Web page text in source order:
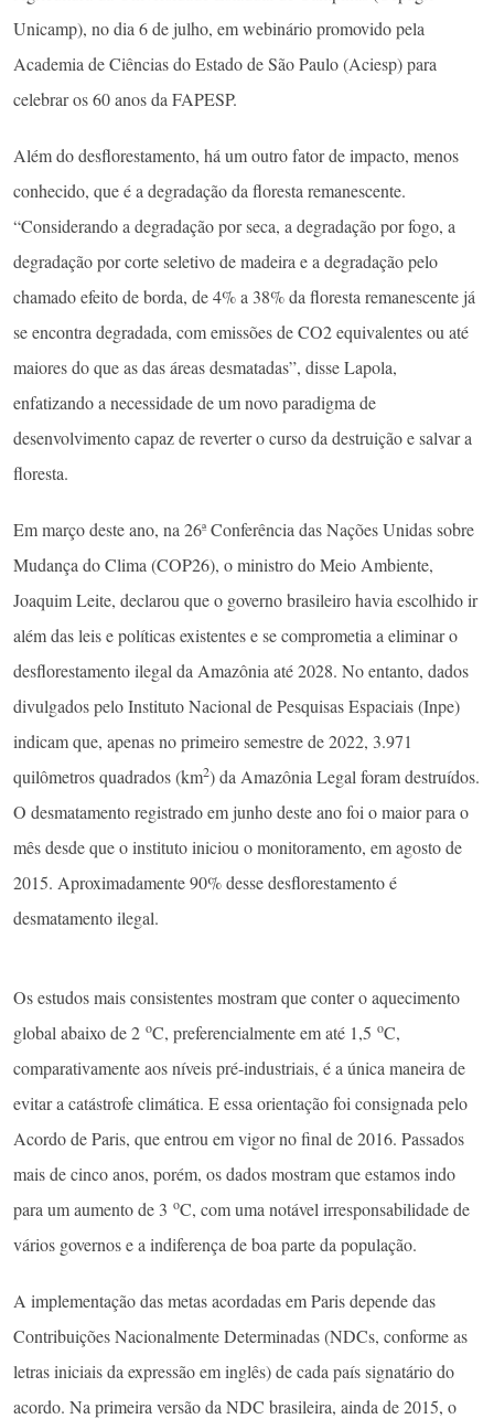
Unicamp), no dia 6 de julho, em webinário promovido pela
Academia de Ciências do Estado de São Paulo (Aciesp) para
celebrar os 60 anos da FAPESP.
Além do desflorestamento, há um outro fator de impacto, menos
conhecido, que é a degradação da floresta remanescente.
“Considerando a degradação por seca, a degradação por fogo, a
degradação por corte seletivo de madeira e a degradação pelo
chamado efeito de borda, de 4% a 38% da floresta remanescente já
se encontra degradada, com emissões de CO2 equivalentes ou até
maiores do que as das áreas desmatadas”, disse Lapola,
enfatizando a necessidade de um novo paradigma de
desenvolvimento capaz de reverter o curso da destruição e salvar a
floresta.
Em março deste ano, na 26ª Conferência das Nações Unidas sobre
Mudança do Clima (COP26), o ministro do Meio Ambiente,
Joaquim Leite, declarou que o governo brasileiro havia escolhido ir
além das leis e políticas existentes e se comprometia a eliminar o
desflorestamento ilegal da Amazônia até 2028. No entanto, dados
divulgados pelo Instituto Nacional de Pesquisas Espaciais (Inpe)
indicam que, apenas no primeiro semestre de 2022, 3.971
quilômetros quadrados (km2) da Amazônia Legal foram destruídos.
O desmatamento registrado em junho deste ano foi o maior para o
mês desde que o instituto iniciou o monitoramento, em agosto de
2015. Aproximadamente 90% desse desflorestamento é
desmatamento ilegal.
Os estudos mais consistentes mostram que conter o aquecimento
global abaixo de 2 oC, preferencialmente em até 1,5 oC,
comparativamente aos níveis pré-industriais, é a única maneira de
evitar a catástrofe climática. E essa orientação foi consignada pelo
Acordo de Paris, que entrou em vigor no final de 2016. Passados
mais de cinco anos, porém, os dados mostram que estamos indo
para um aumento de 3 oC, com uma notável irresponsabilidade de
vários governos e a indiferença de boa parte da população.
A implementação das metas acordadas em Paris depende das
Contribuições Nacionalmente Determinadas (NDCs, conforme as
letras iniciais da expressão em inglês) de cada país signatário do
acordo. Na primeira versão da NDC brasileira, ainda de 2015, o